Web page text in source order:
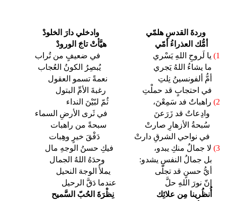
وردةَ القدسِ هلمّي
وادخلي دارَ الخلودْ
أمُّك العذراءُ أمّي
هيَّأتْ تاجَ الورودْ
1)
يا لَروحِ اللهِ يَسْري في ضعيفٍ من تُراب
ما يشاءُ اللهُ يَجري يُبصِرُ الكونُ العُجاب
أمُّ ألفونسينُ نِلتِ نعمةً تسمو العقول
في احتجابٍ قد حملْتِ رغبةَ الأمِّ البتول
2)
راهباتٌ فد سَمِعْنَ، ثُمّ لبّيْنَ النداء
وادِعاتٌ قد زَرَعنَ في ثَرى الأرضِ السماء
سُبحةُ الأزهارِ صارتْ سبحةً من راهبات
في نواحي الشرقِ دارتْ دَفْقَ خيرٍ وهِبات
3) لا جمالٌ منكِ يبدو، فيكِ حسنُ الوجهِ مال
بل جمالُ النفسِ يشدو: وحدَهُ اللهُ الجمال
أيُّ حسنٍ قد تجلّى يملأُ الوجهَ النحيل
إنّ نورَ اللهِ حلَّ عندما دَقَّ الرحيل
أُنظُرينا مِن علائِك نِظْرَةَ الحُبّ السَّميح